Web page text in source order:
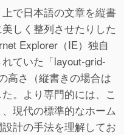
で日本語の文章を縦書
しく整列させたりした
Explorer（IE）独自
ていた「layout-grid-
高さ（縦書きの場合は
。より専門的には、こ
現代の標準的なホーム
計の手法を理解してお